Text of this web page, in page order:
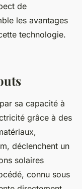
de
les avantages
technologie.
sa capacité à
grâce à des
déclenchent un
solaires
connu sous